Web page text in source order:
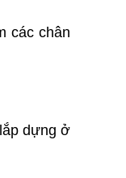
các chân
dựng ở